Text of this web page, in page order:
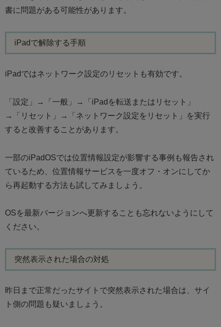
書に問題がある可能性があります。
iPadで解除する手順
iPadではネットワーク設定のリセットも有効です。
「設定」→「一般」→「iPadを転送またはリセット」
→「リセット」→「ネットワーク設定をリセット」を実行
すると改善することがあります。
一部のiPadOSでは位置情報設定が影響する事例も報告され
ているため、位置情報サービスを一度オフ・オンにしてか
ら再起動する方法も試してみましょう。
OSを最新バージョンへ更新することも忘れないようにして
ください。
突然表示された場合の対処
昨日まで正常だったサイトで突然表示された場合は、サイ
ト側の問題も疑いましょう。